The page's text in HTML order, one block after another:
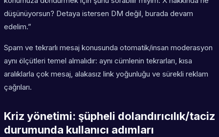
düşünüyorsun? Detaya istersen DM değil, burada devam
edelim.”
Spam ve tekrarlı mesaj konusunda otomatik/insan moderasyon
aynı ölçütleri temel almalıdır: aynı cümlenin tekrarları, kısa
aralıklarla çok mesaj, alakasız link yoğunluğu ve sürekli reklam
çağrıları.
Kriz yönetimi: şüpheli dolandırıcılık/taciz
durumunda kullanıcı adımları